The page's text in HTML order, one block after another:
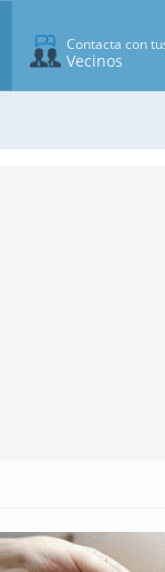
Contacta con
Vecinos